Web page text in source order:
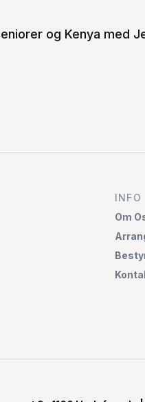
og Kenya med
INFO
Om